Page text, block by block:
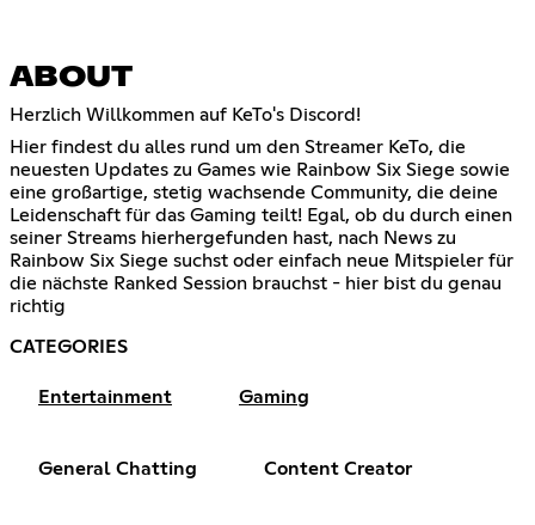
ABOUT
Herzlich Willkommen auf KeTo's Discord!
Hier findest du alles rund um den Streamer KeTo, die
neuesten Updates zu Games wie Rainbow Six Siege sowie
eine großartige, stetig wachsende Community, die deine
Leidenschaft für das Gaming teilt! Egal, ob du durch einen
seiner Streams hierhergefunden hast, nach News zu
Rainbow Six Siege suchst oder einfach neue Mitspieler für
die nächste Ranked Session brauchst - hier bist du genau
richtig
CATEGORIES
Entertainment Gaming
General Chatting Content Creator